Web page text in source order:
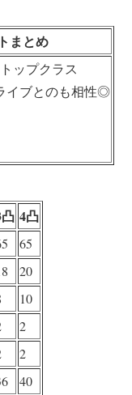
まとめ
ップクラス
イブとのも相性◎
4凸
65
20
10
2
2
40